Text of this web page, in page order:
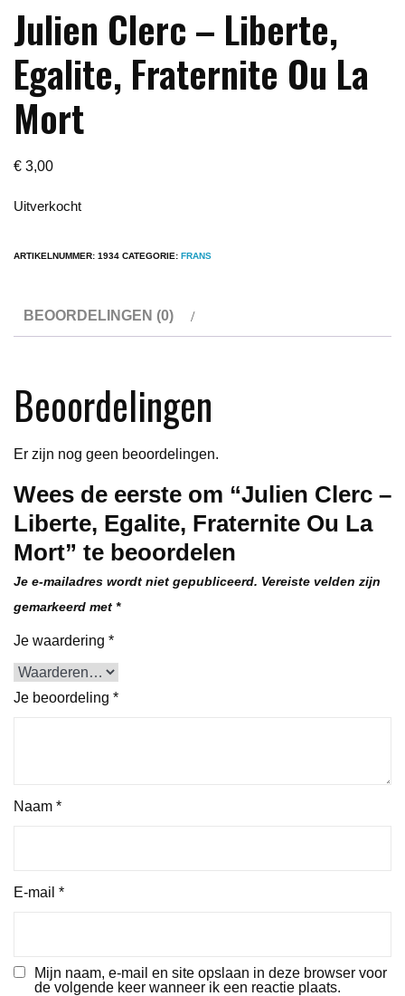
Julien Clerc – Liberte,
Egalite, Fraternite Ou La
Mort
€ 3,00
Uitverkocht
ARTIKELNUMMER: 1934 CATEGORIE: FRANS
BEOORDELINGEN (0)
Beoordelingen
Er zijn nog geen beoordelingen.
Wees de eerste om “Julien Clerc –
Liberte, Egalite, Fraternite Ou La
Mort” te beoordelen
Je e-mailadres wordt niet gepubliceerd. Vereiste velden zijn
gemarkeerd met *
Je waardering *
Je beoordeling *
Naam *
E-mail *
Mijn naam, e-mail en site opslaan in deze browser voor
de volgende keer wanneer ik een reactie plaats.